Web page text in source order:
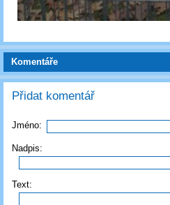
Komentáře
Přidat komentář
Jméno:
Nadpis:
Text: